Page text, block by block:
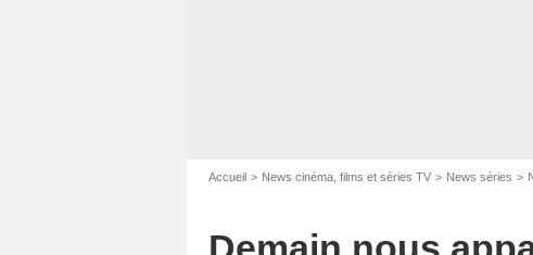
Accueil News cinéma, films et séries TV News séries